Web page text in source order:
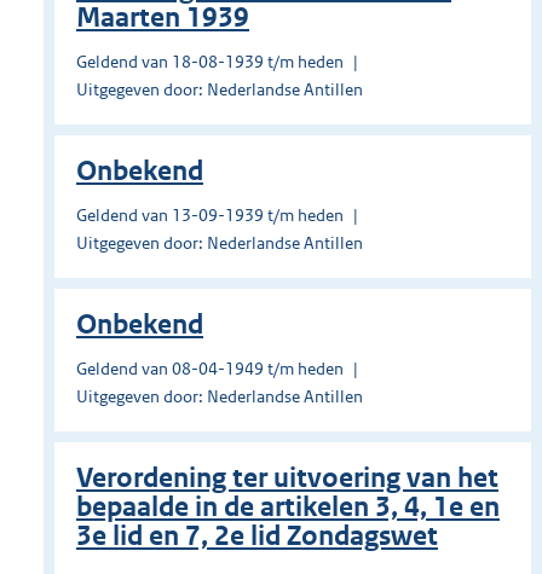
Maarten 1939
Geldend van 18-08-1939 t/m heden
Uitgegeven door: Nederlandse Antillen
Onbekend
Geldend van 13-09-1939 t/m heden
Uitgegeven door: Nederlandse Antillen
Onbekend
Geldend van 08-04-1949 t/m heden
Uitgegeven door: Nederlandse Antillen
Verordening ter uitvoering van het
bepaalde in de artikelen 3, 4, 1e en
3e lid en 7, 2e lid Zondagswet